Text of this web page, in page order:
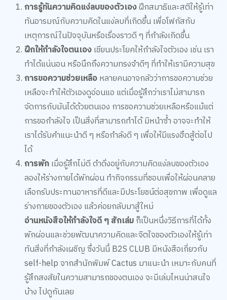
การรู้ทันความคิดแง่ลบของตัวเองฝึกสมาธิและสติให้รู้เท่า
ทันอารมณ์กับความคิดในแง่ลบที่เกิดขึ้น เพื่อโฟกัสกับ
เหตุการณ์ในปัจจุบันหรือเรื่องราวดี ๆ ที่กำลังเกิดขึ้น
ฝึกให้กำลังใจตนเองเขียนประโยคให้กำลังใจตัวเอง เช่น เรา
ทำได้แน่นอน หรือนึกถึงความทรงจำดีๆ ที่ทำให้เรามีความสุข
การขอความช่วยเหลือหลายคนอาจกลัวว่าการขอความช่วย
เหลือจะทำให้ตัวเองดูอ่อนแอ แต่เมื่อรู้สึกว่าเราไม่สามารถ
จัดการกับมันได้ด้วยตนเอง การขอความช่วยเหลือหรือแม้แต่
การขอกำลังใจ เป็นสิ่งที่สามารถทำได้ มิหนำซ้ำ อาจจะทำให้
เราได้รับคำแนะนำดี ๆ หรือกำลังดี ๆ เพื่อให้มีแรงฮึดสู้ต่อไป
ได้
การพักเมื่อรู้สึกไม่ดี ดำดิ่งอยู่กับความคิดแง่ลบของตัวเอง
ลองให้ร่างกายได้พักผ่อน ทำกิจกรรมที่ชอบเพื่อให้ผ่อนคลาย
เลือกรับประทานอาหารที่ดีและมีประโยชน์ต่อสุขภาพ เพื่อดูแล
ร่างกายของตัวเอง แล้วค่อยกลับมาสู้ใหม่
อ่านหนังสือให้กำลังใจดี ๆ สักเล่มก็เป็นหนึ่งวิธีการที่ได้ทั้ง
พักผ่อนและช่วยพัฒนาความคิดและจิตใจของตัวเองให้รู้เท่า
ทันสิ่งที่กำลังเผชิญ ซึ่งวันนี้ B2S CLUB มีหนังสือเกี่ยวกับ
self-help จากสำนักพิมพ์ Cactus มาแนะนำ เหมาะกับคนที่
รู้สึกสงสัยในความสามารถของตนเอง จะมีเล่มไหนน่าสนใจ
บ้าง ไปดูกันเลย